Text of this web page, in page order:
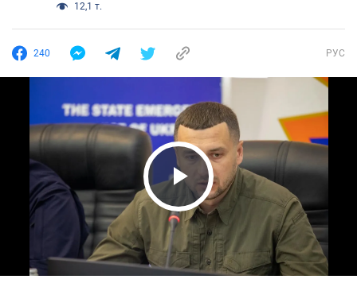
12,1 т.
240 РУС
Play Video